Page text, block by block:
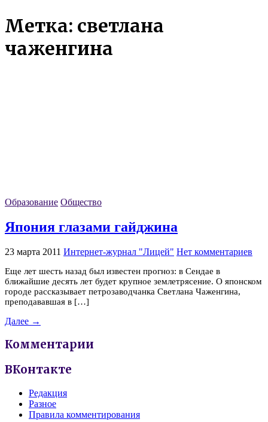
Метка: светлана
чаженгина
Образование Общество
Япония глазами гайджина
23 марта 2011 Интернет-журнал "Лицей" Нет комментариев
Еще лет шесть назад был известен прогноз: в Сендае в
ближайшие десять лет будет крупное землетрясение. О японском
городе рассказывает петрозаводчанка Светлана Чаженгина,
преподававшая в […]
Далее →
Комментарии
ВКонтакте
Редакция
Разное
Правила комментирования